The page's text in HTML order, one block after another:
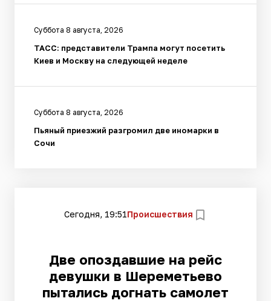
Суббота 8 августа, 2026
ТАСС: представители Трампа могут посетить
Киев и Москву на следующей неделе
Суббота 8 августа, 2026
Пьяный приезжий разгромил две иномарки в
Сочи
Сегодня, 19:51Происшествия
Две опоздавшие на рейс
девушки в Шереметьево
пытались догнать самолет